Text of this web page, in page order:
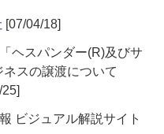
[07/04/18]
ヘスパンダー(R)及びサ
スの譲渡について
ビジュアル解説サイト